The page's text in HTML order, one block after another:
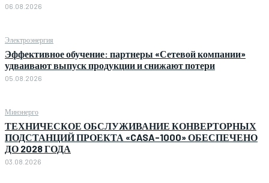
06.08.2026
Электроэнергия
Эффективное обучение: партнеры «Сетевой компании»
удваивают выпуск продукции и снижают потери
05.08.2026
Минэнерго
ТЕХНИЧЕСКОЕ ОБСЛУЖИВАНИЕ КОНВЕРТОРНЫХ
ПОДСТАНЦИЙ ПРОЕКТА «CASA-1000» ОБЕСПЕЧЕНО
ДО 2028 ГОДА
03.08.2026